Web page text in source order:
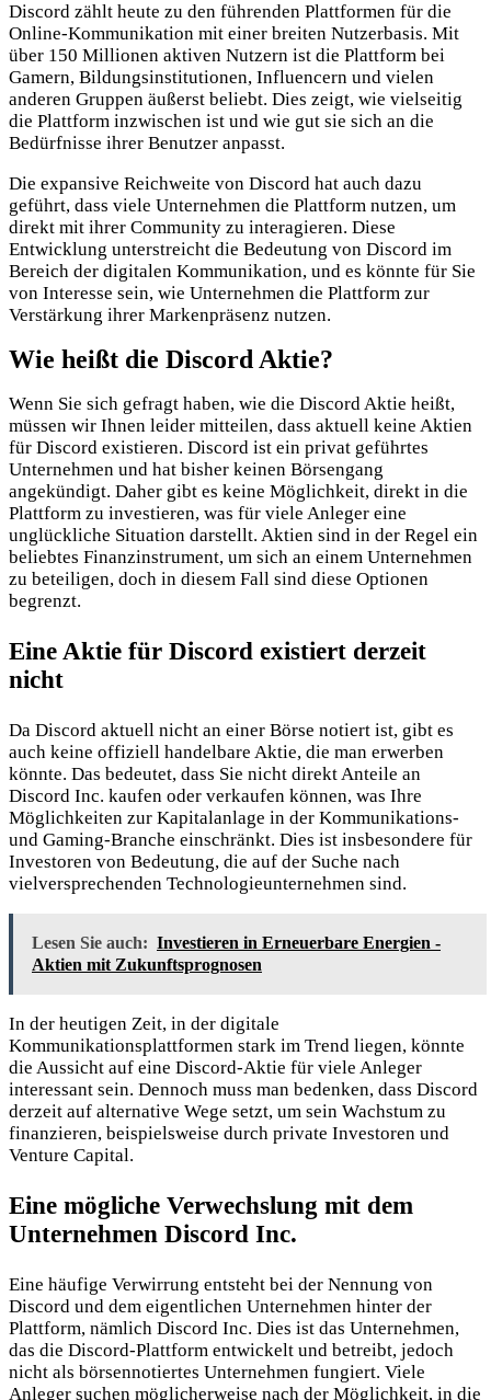
Discord zählt heute zu den führenden Plattformen für die
Online-Kommunikation mit einer breiten Nutzerbasis. Mit
über 150 Millionen aktiven Nutzern ist die Plattform bei
Gamern, Bildungsinstitutionen, Influencern und vielen
anderen Gruppen äußerst beliebt. Dies zeigt, wie vielseitig
die Plattform inzwischen ist und wie gut sie sich an die
Bedürfnisse ihrer Benutzer anpasst.
Die expansive Reichweite von Discord hat auch dazu
geführt, dass viele Unternehmen die Plattform nutzen, um
direkt mit ihrer Community zu interagieren. Diese
Entwicklung unterstreicht die Bedeutung von Discord im
Bereich der digitalen Kommunikation, und es könnte für Sie
von Interesse sein, wie Unternehmen die Plattform zur
Verstärkung ihrer Markenpräsenz nutzen.
Wie heißt die Discord Aktie?
Wenn Sie sich gefragt haben, wie die Discord Aktie heißt,
müssen wir Ihnen leider mitteilen, dass aktuell keine Aktien
für Discord existieren. Discord ist ein privat geführtes
Unternehmen und hat bisher keinen Börsengang
angekündigt. Daher gibt es keine Möglichkeit, direkt in die
Plattform zu investieren, was für viele Anleger eine
unglückliche Situation darstellt. Aktien sind in der Regel ein
beliebtes Finanzinstrument, um sich an einem Unternehmen
zu beteiligen, doch in diesem Fall sind diese Optionen
begrenzt.
Eine Aktie für Discord existiert derzeit
nicht
Da Discord aktuell nicht an einer Börse notiert ist, gibt es
auch keine offiziell handelbare Aktie, die man erwerben
könnte. Das bedeutet, dass Sie nicht direkt Anteile an
Discord Inc. kaufen oder verkaufen können, was Ihre
Möglichkeiten zur Kapitalanlage in der Kommunikations-
und Gaming-Branche einschränkt. Dies ist insbesondere für
Investoren von Bedeutung, die auf der Suche nach
vielversprechenden Technologieunternehmen sind.
Lesen Sie auch: Investieren in Erneuerbare Energien -
Aktien mit Zukunftsprognosen
In der heutigen Zeit, in der digitale
Kommunikationsplattformen stark im Trend liegen, könnte
die Aussicht auf eine Discord-Aktie für viele Anleger
interessant sein. Dennoch muss man bedenken, dass Discord
derzeit auf alternative Wege setzt, um sein Wachstum zu
finanzieren, beispielsweise durch private Investoren und
Venture Capital.
Eine mögliche Verwechslung mit dem
Unternehmen Discord Inc.
Eine häufige Verwirrung entsteht bei der Nennung von
Discord und dem eigentlichen Unternehmen hinter der
Plattform, nämlich Discord Inc. Dies ist das Unternehmen,
das die Discord-Plattform entwickelt und betreibt, jedoch
nicht als börsennotiertes Unternehmen fungiert. Viele
Anleger suchen möglicherweise nach der Möglichkeit, in die